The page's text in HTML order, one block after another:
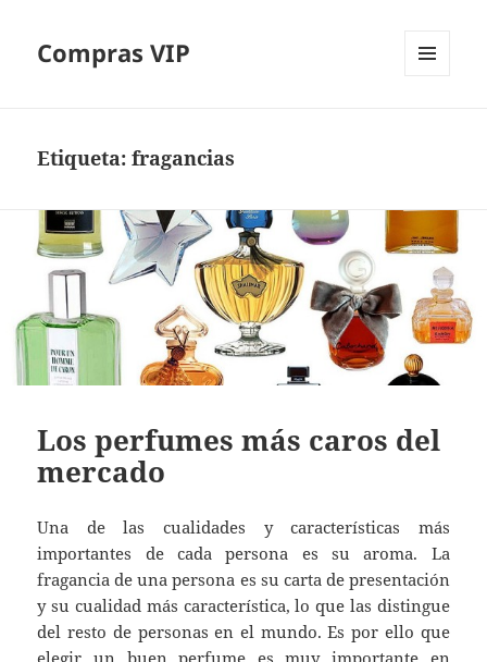
Compras VIP
Etiqueta:fragancias
Los perfumes más caros del
mercado
Una de las cualidades y características más
importantes de cada persona es su aroma. La
fragancia de una persona es su carta de presentación
y su cualidad más característica, lo que las distingue
del resto de personas en el mundo. Es por ello que
elegir un buen perfume es muy importante en